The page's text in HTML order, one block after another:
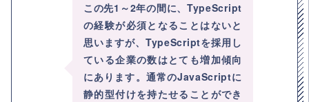
この先1～2年の間に、TypeScript
の経験が必須となることはないと
思いますが、TypeScriptを採用し
ている企業の数はとても増加傾向
にあります。通常のJavaScriptに
静的型付けを持たせることができ